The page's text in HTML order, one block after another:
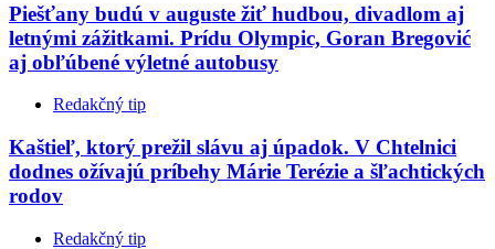
Piešťany budú v auguste žiť hudbou, divadlom aj
letnými zážitkami. Prídu Olympic, Goran Bregović
aj obľúbené výletné autobusy
Redakčný tip
Kaštieľ, ktorý prežil slávu aj úpadok. V Chtelnici
dodnes ožívajú príbehy Márie Terézie a šľachtických
rodov
Redakčný tip